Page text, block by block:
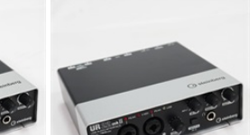
電子ピアノ